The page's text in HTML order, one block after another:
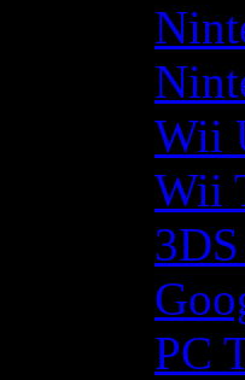
Wii
Wii
PC